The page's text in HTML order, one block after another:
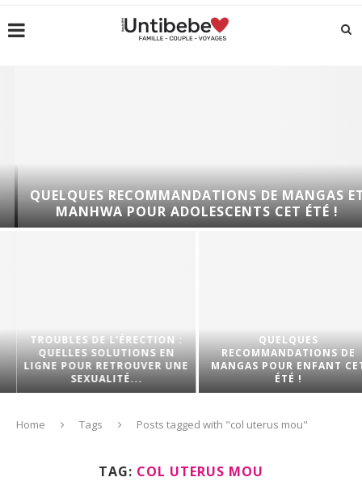
QUELQUES RECOMMANDATIONS DE MANGAS ET
MANHWA POUR ADOLESCENTS CET ÉTÉ !
TROUBLES DE L’ÉRECTION :
QUELLES SOLUTIONS EN
LIGNE POUR RETROUVER UNE
SEXUALITÉ...
QUELQUES
RECOMMANDATIONS DE
MANGAS POUR ENFANT CET
ÉTÉ !
Home Tags Posts tagged with "col uterus mou"
TAG: COL UTERUS MOU